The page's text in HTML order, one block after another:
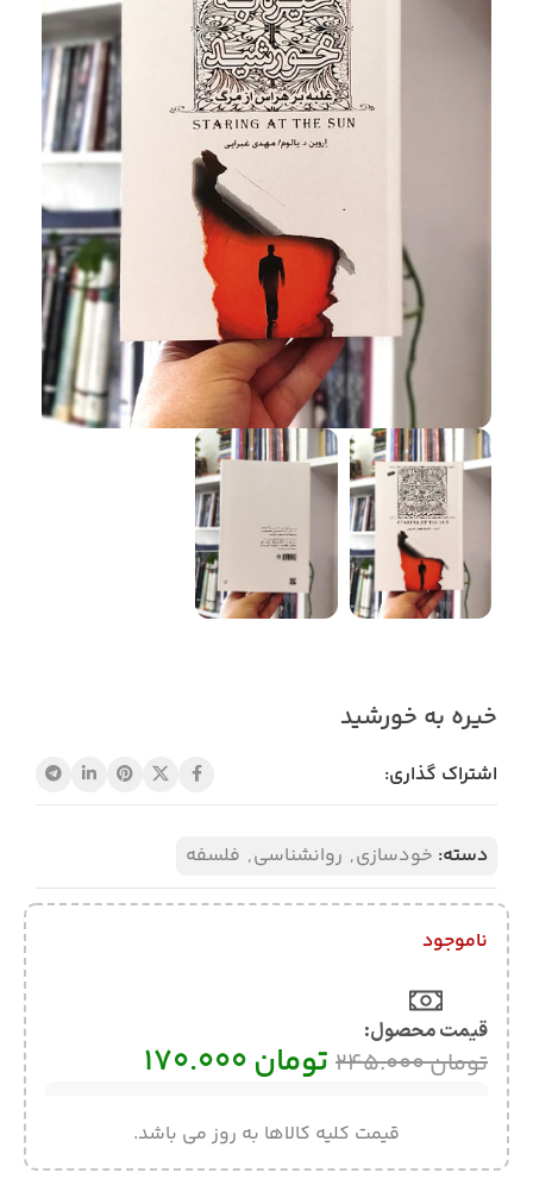
خیره به خورشید
اشتراک گذاری:
دسته: خودسازی, روانشناسی, فلسفه
ناموجود
قیمت محصول:​
تومان245.000 تومان
قیمت کلیه کالاها به روز می باشد.